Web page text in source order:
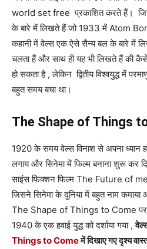
world set free प्रकाशित करते हैं।
के बारे में लिखते हैं जो 1933 में Atom
कहानी में वेल्स एक ऐसे सैन्य बल के बारे में
चलता हैं और साथ ही यह भी लिखते हैं की
हो सकता है , लेकिन द्वितीय विश्वयुद्ध में
बहुत समय बचा था।
The Shape of Things
1920 के समय वेल्स विनाश से अपना ध्यान
लगाय और सिनेमा में फिल्म बनाना शुरू कर
साइंस फिक्शन फिल्म The Future of
जिसने सिनेमा के दुनिया में बहुत नाम
The Shape of Things to Come पर
1940 के एक हवाई युद्ध को दर्शाया गया ,
Things to Comeमें दिखाए गए दृश्य